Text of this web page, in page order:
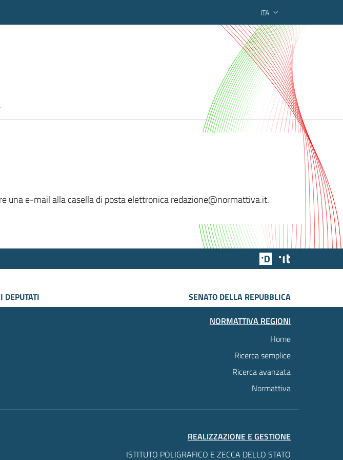
ITA
ricerca federato regionale
e-mail alla casella di posta elettronica redazione@normattiva.it.
Team Digitale
DEPUTATI
SENATO DELLA REPUBBLICA
NORMATTIVA REGIONI
Home
Ricerca semplice
Ricerca avanzata
Normattiva
REALIZZAZIONE E GESTIONE
ISTITUTO POLIGRAFICO E ZECCA DELLO STATO